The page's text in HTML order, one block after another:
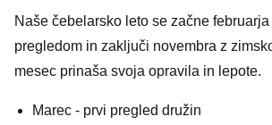
Naše čebelarsko leto se začne
pregledom in zaključi novembra z
mesec prinaša svoja opravila in lepote.
Marec - prvi pregled družin